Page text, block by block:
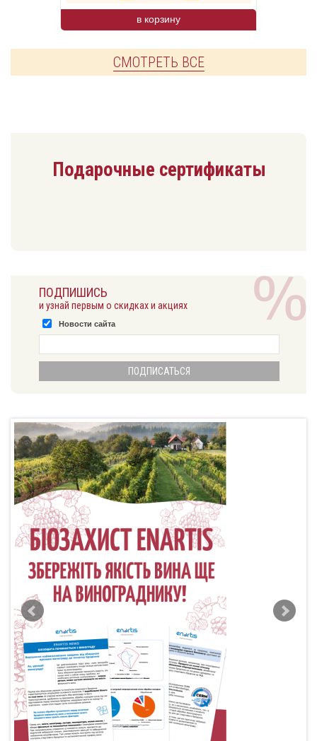
в корзину
СМОТРЕТЬ ВСЕ
Подарочные сертификаты
ПОДПИШИСЬ
и узнай первым о скидках и акциях
Новости сайта